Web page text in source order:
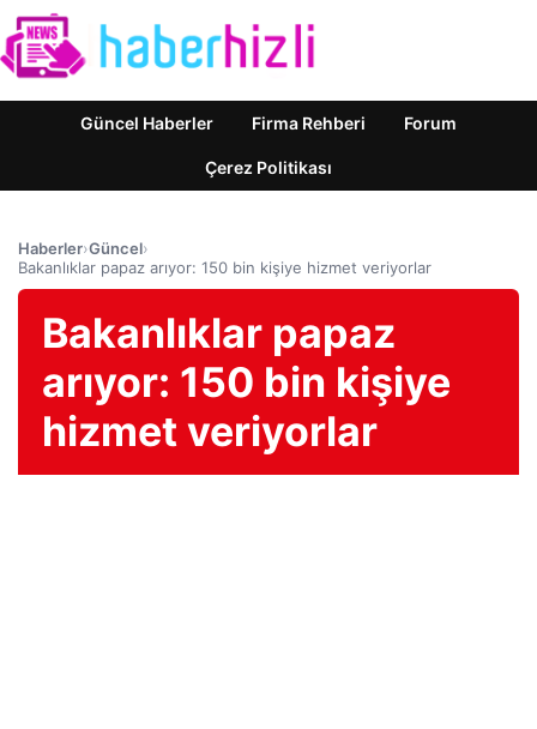
Güncel Haberler Firma Rehberi Forum
Çerez Politikası
Haberler›Güncel›
Bakanlıklar papaz arıyor: 150 bin kişiye hizmet veriyorlar
Bakanlıklar papaz
arıyor: 150 bin kişiye
hizmet veriyorlar